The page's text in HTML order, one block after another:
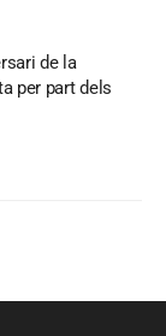
de la
per part dels